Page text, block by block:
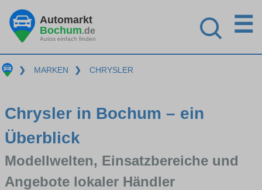
Automarkt
Bochum.de
Autos einfach finden
☰
❯ MARKEN ❯ CHRYSLER
Chrysler in Bochum – ein
Überblick
Modellwelten, Einsatzbereiche und
Angebote lokaler Händler